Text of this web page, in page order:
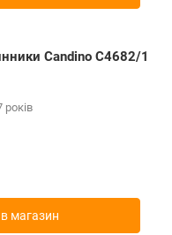
Candino C4682/1
магазин